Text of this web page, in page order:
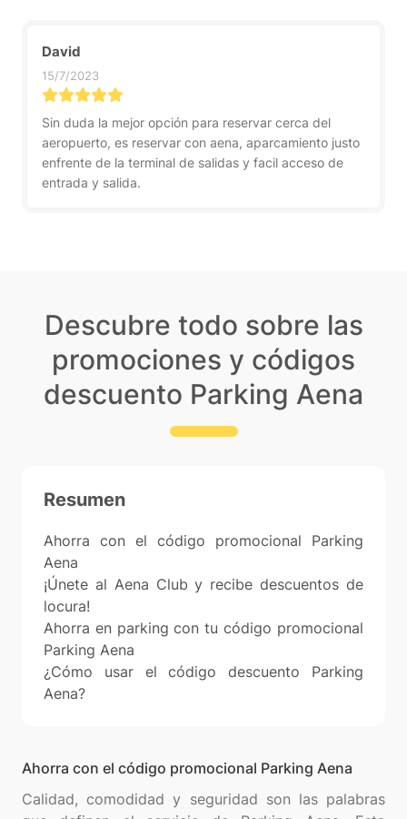
David
15/7/2023
Sin duda la mejor opción para reservar cerca del
aeropuerto, es reservar con aena, aparcamiento justo
enfrente de la terminal de salidas y facil acceso de
entrada y salida.
Descubre todo sobre las
promociones y códigos
descuento Parking Aena
Resumen
Ahorra con el código promocional Parking
Aena
¡Únete al Aena Club y recibe descuentos de
locura!
Ahorra en parking con tu código promocional
Parking Aena
¿Cómo usar el código descuento Parking
Aena?
Ahorra con el código promocional Parking Aena
Calidad, comodidad y seguridad son las palabras